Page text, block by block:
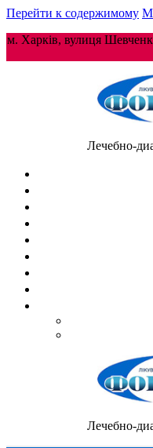
Перейти к содержимому
м. Харків, вулиця
Лечебно-
Лечебно-